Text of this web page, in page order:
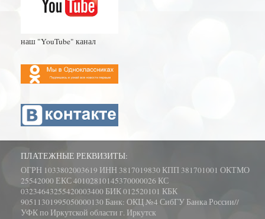
наш "YouTube" канал
ПЛАТЕЖНЫЕ РЕКВИЗИТЫ:
ОГРН 1033802003619 ИНН 3817019830 КПП 381701001 ОКТМО
25542000 ЕКС 40102810145370000026 КС
03234643255420003400 БИК 012520101 КБК
90511301995050000130 Банк: ОКЦ №4 СибГУ Банка России//
УФК по Иркутской области г. Иркутск